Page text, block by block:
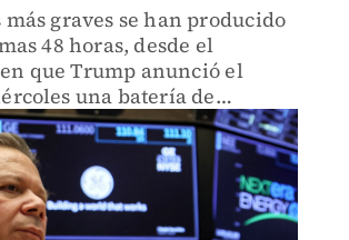
más graves se han producido
48 horas, desde el
que Trump anunció el
una batería de